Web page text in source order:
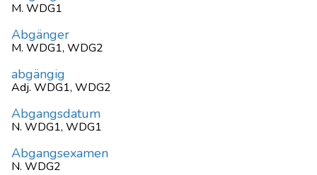
M. WDG1
Abgänger
M. WDG1, WDG2
abgängig
Adj. WDG1, WDG2
Abgangsdatum
N. WDG1, WDG1
Abgangsexamen
N. WDG2